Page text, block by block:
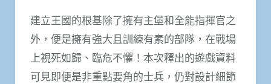
建立王國的根基除了擁有主堡和全能指揮官之
外，便是擁有強大且訓練有素的部隊，在戰場
上視死如歸、臨危不懼！本次釋出的遊戲資料
可見即便是非重點要角的士兵，仍對設計細節